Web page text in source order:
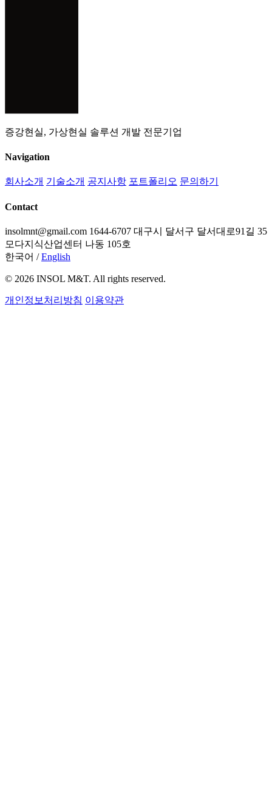
증강현실, 가상현실 솔루션 개발 전문기업
Navigation
회사소개 기술소개 공지사항 포트폴리오 문의하기
Contact
insolmnt@gmail.com 1644-6707 대구시 달서구 달서대로91길 35
모다지식산업센터 나동 105호
한국어 / English
© 2026 INSOL M&T. All rights reserved.
개인정보처리방침 이용약관